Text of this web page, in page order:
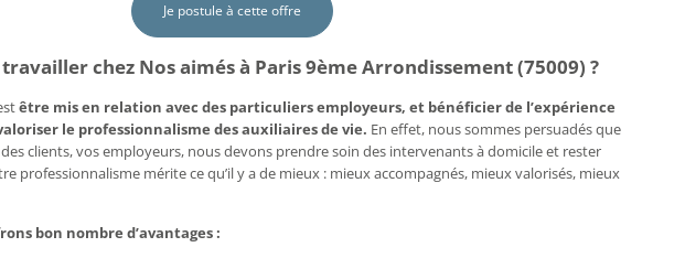
Je postule à cette offre
chez Nos aimés à Paris 9ème Arrondissement (75009) ?
être mis en relation avec des particuliers employeurs, et bénéficier de l’expérience
le professionnalisme des auxiliaires de vie. En effet, nous sommes persuadés que
clients, vos employeurs, nous devons prendre soin des intervenants à domicile et rester
professionnalisme mérite ce qu’il y a de mieux : mieux accompagnés, mieux valorisés, mieux
bon nombre d’avantages :